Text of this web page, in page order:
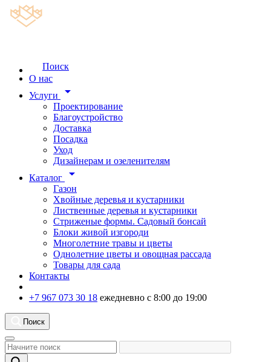
Поиск
О нас
Услуги
arrow_drop_down
Проектирование
Благоустройство
Доставка
Посадка
Уход
Дизайнерам и озеленителям
Каталог
arrow_drop_down
Газон
Хвойные деревья и кустарники
Лиственные деревья и кустарники
Стриженые формы. Садовый бонсай
Блоки живой изгороди
Многолетние травы и цветы
Однолетние цветы и овощная рассада
Товары для сада
Контакты
+7 967 073 30 18 ежедневно с 8:00 до 19:00
Поиск